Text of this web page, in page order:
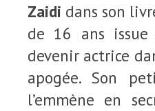
Zaidi dans son
de 16 ans issue
devenir actrice
apogée. Son
l’emmène en